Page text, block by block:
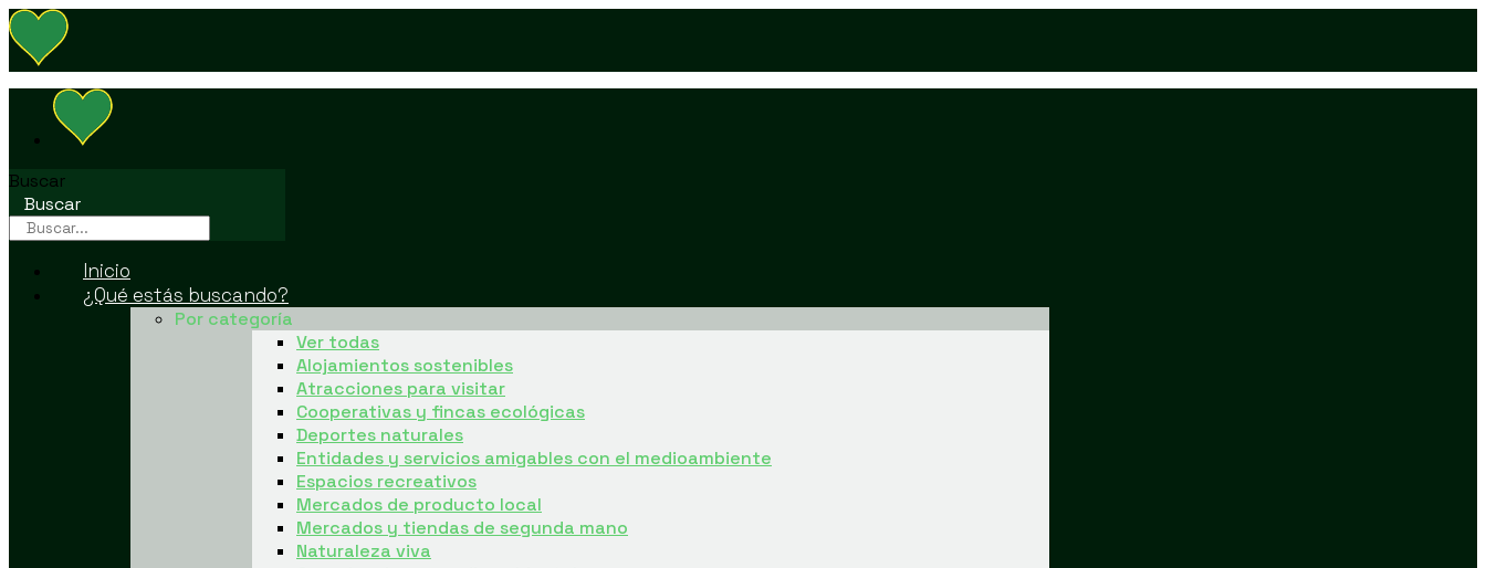
Buscar
Buscar
Inicio
¿Qué estás buscando?
Por categoría
Ver todas
Alojamientos sostenibles
Atracciones para visitar
Cooperativas y fincas ecológicas
Deportes naturales
Entidades y servicios amigables con el medioambiente
Espacios recreativos
Mercados de producto local
Mercados y tiendas de segunda mano
Naturaleza viva